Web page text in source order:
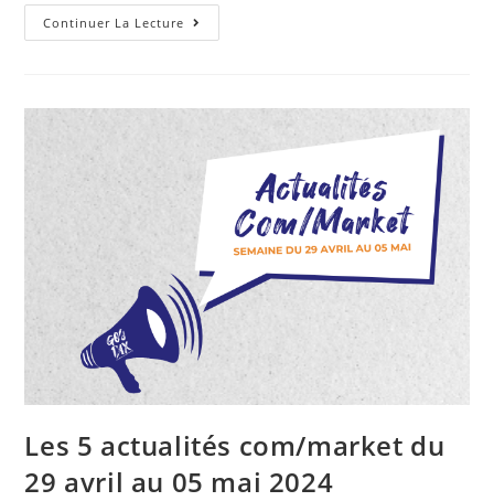
Continuer La Lecture
Les 5 actualités com/market du
29 avril au 05 mai 2024